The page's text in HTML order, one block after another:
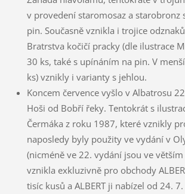
v provedení staromosaz a starobronz
pin. Současně vznikla i trojice
Bratrstva kočičí pracky (dle ilustrace
30 ks, také s upínáním na pin. V
ks) vznikly i varianty s jehlou.
Koncem července vyšlo v Albatrosu
Hoši od Bobří řeky. Tentokrát s
Čermáka z roku 1987, které vznikly
naposledy byly použity ve vydání v
(nicméně ve 22. vydání jsou ve
vznikla exkluzivně pro obchody
tisíc kusů a ALBERT ji nabízel od 24.